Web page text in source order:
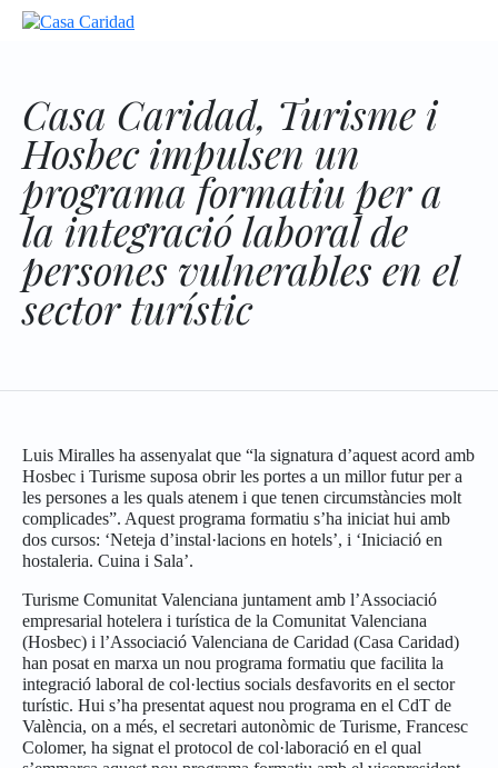
Casa Caridad, Turisme i
Hosbec impulsen un
programa formatiu per a
la integració laboral de
persones vulnerables en el
sector turístic
Luis Miralles ha assenyalat que “la signatura d’aquest acord amb
Hosbec i Turisme suposa obrir les portes a un millor futur per a
les persones a les quals atenem i que tenen circumstàncies molt
complicades”. Aquest programa formatiu s’ha iniciat hui amb
dos cursos: ‘Neteja d’instal·lacions en hotels’, i ‘Iniciació en
hostaleria. Cuina i Sala’.
Turisme Comunitat Valenciana juntament amb l’Associació
empresarial hotelera i turística de la Comunitat Valenciana
(Hosbec) i l’Associació Valenciana de Caridad (Casa Caridad)
han posat en marxa un nou programa formatiu que facilita la
integració laboral de col·lectius socials desfavorits en el sector
turístic. Hui s’ha presentat aquest nou programa en el CdT de
València, on a més, el secretari autonòmic de Turisme, Francesc
Colomer, ha signat el protocol de col·laboració en el qual